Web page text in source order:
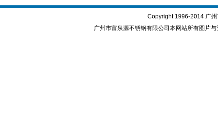
Copyright 1996-2014 广
广州市富泉源不锈钢有限公司本网站所有图片